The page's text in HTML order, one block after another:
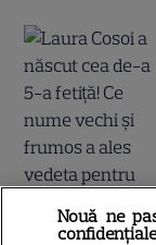
Nouă ne